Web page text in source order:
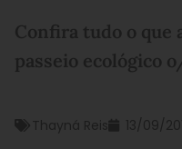
Confira tudo o que
passeio ecológico
Thayná Reis 13/09/